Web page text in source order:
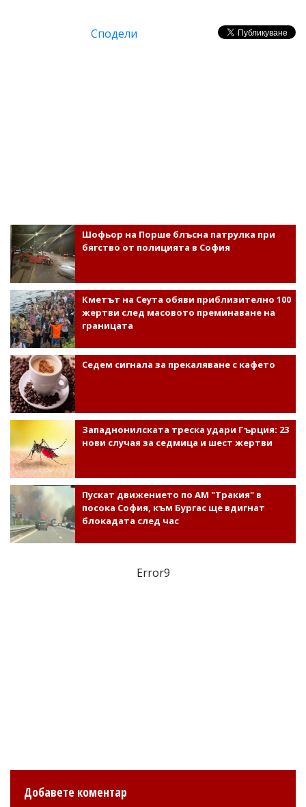
Сподели
Шофьор на Порше блъсна патрулка при
бягство от полицията в София
Кметът на Сеута обяви приблизително 100
жертви след масовото преминаване на
границата
Седем сигнала за прекаляване с кафето
Западнонилската треска удари Гърция: 23
нови случая за седмица и шест жертви
Пускат движението по АМ "Тракия" в
посока София, към Бургас ще вдигнат
блокадата след час
Error9
Добавете коментар